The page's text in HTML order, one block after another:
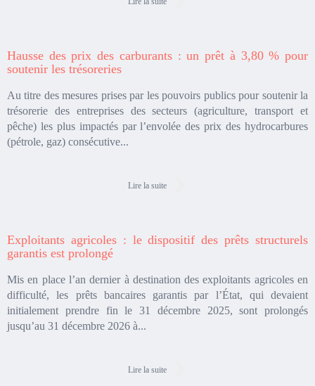
Hausse des prix des carburants : un prêt à 3,80 % pour
soutenir les trésoreries
Au titre des mesures prises par les pouvoirs publics pour soutenir la
trésorerie des entreprises des secteurs (agriculture, transport et
pêche) les plus impactés par l’envolée des prix des hydrocarbures
(pétrole, gaz) consécutive...
Lire la suite
Exploitants agricoles : le dispositif des prêts structurels
garantis est prolongé
Mis en place l’an dernier à destination des exploitants agricoles en
difficulté, les prêts bancaires garantis par l’État, qui devaient
initialement prendre fin le 31 décembre 2025, sont prolongés
jusqu’au 31 décembre 2026 à...
Lire la suite